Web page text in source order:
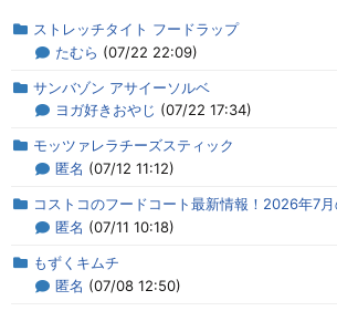
ストレッチタイト フードラップ
たむら (07/22 22:09)
サンバゾン アサイーソルベ
ヨガ好きおやじ (07/22 17:34)
モッツァレラチーズスティック
匿名 (07/12 11:12)
コストコのフードコート最新情報！2026年7
匿名 (07/11 10:18)
もずくキムチ
匿名 (07/08 12:50)